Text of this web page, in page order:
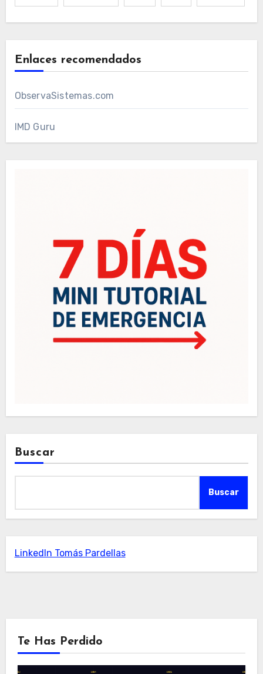
Enlaces recomendados
ObservaSistemas.com
IMD Guru
Buscar
Buscar
LinkedIn Tomás Pardellas
Te Has Perdido